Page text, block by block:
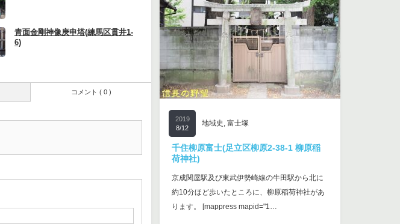
青面金剛神像庚申塔(練馬区貫井1-
6)
コメント ( 0 )
2019
8/12
地域史 , 富士塚
千住柳原富士(足立区柳原2-38-1 柳原稲
荷神社)
京成関屋駅及び東武伊勢崎線の牛田駅から北に
約10分ほど歩いたところに、柳原稲荷神社があ
ります。 [mappress mapid="1…